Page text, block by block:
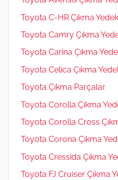
Toyota C-HR Çıkma
Toyota Camry Çıkma
Toyota Carina Çıkma
Toyota Celica Çıkma
Toyota Çıkma Parçalar
Toyota Corolla Çıkma
Toyota Corolla Cross
Toyota Corona Çıkma
Toyota Cressida Çıkma
Toyota FJ Cruiser Çıkma